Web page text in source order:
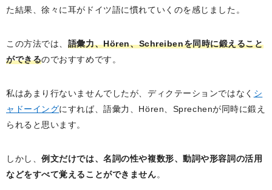
た結果、徐々に耳がドイツ語に慣れていくのを感じました。
この方法では、 語彙力、Hören、Schreibenを同時に鍛えること
ができるのでおすすめです。
私はあまり行ないませんでしたが、ディクテーションではなく シ
ャドーイングにすれば、語彙力、Hören、Sprechenが同時に鍛え
られると思います。
しかし、例文だけでは、名詞の性や複数形、動詞や形容詞の活用
などをすべて覚えることができません。